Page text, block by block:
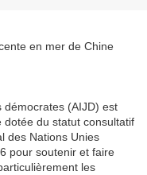
en mer de Chine
démocrates (AIJD) est
du statut consultatif
des Nations Unies
pour soutenir et faire
les